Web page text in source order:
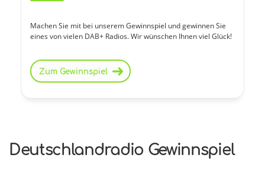
Machen Sie mit bei unserem Gewinnspiel und gewinnen Sie
eines von vielen DAB+ Radios. Wir wünschen Ihnen viel Glück!
Zum Gewinnspiel
Deutschlandradio Gewinnspiel